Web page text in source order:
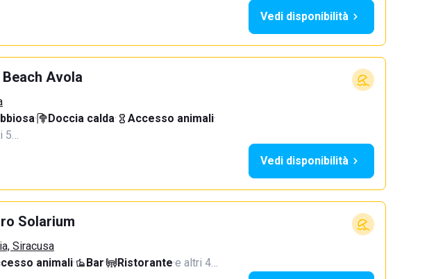
Vedi disponibilità
Avola
· Doccia calda· Accesso animali·
5…
Vedi disponibilità
Solarium
Siracusa
animali· Bar· Ristorante·e altri 4…